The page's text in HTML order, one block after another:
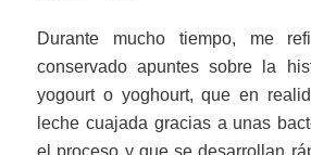
Durante mucho tiempo, me
conservado apuntes sobre la
yogourt o yoghourt, que en
leche cuajada gracias a unas
el proceso y que se desarrollan